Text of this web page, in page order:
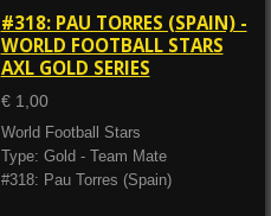
#318: PAU TORRES (SPAIN) -
WORLD FOOTBALL STARS
AXL GOLD SERIES
€ 1,00
World Football Stars
Type: Gold - Team Mate
#318: Pau Torres (Spain)